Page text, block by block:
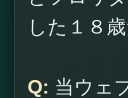
した１８
Q: 当ウェ